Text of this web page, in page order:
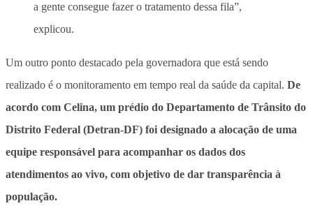
a gente consegue fazer o tratamento dessa fila”,
explicou.
Um outro ponto destacado pela governadora que está sendo
realizado é o monitoramento em tempo real da saúde da capital. De
acordo com Celina, um prédio do Departamento de Trânsito do
Distrito Federal (Detran-DF) foi designado a alocação de uma
equipe responsável para acompanhar os dados dos
atendimentos ao vivo, com objetivo de dar transparência à
população.